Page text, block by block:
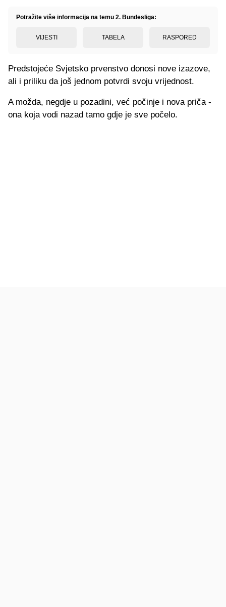
Potražite više informacija na temu 2. Bundesliga:
VIJESTI TABELA RASPORED
Predstojeće Svjetsko prvenstvo donosi nove izazove,
ali i priliku da još jednom potvrdi svoju vrijednost.
A možda, negdje u pozadini, već počinje i nova priča -
ona koja vodi nazad tamo gdje je sve počelo.